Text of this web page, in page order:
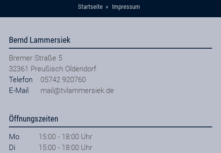
Startseite Impressum
Bernd Lammersiek
Bremer Straße 5
32361 Preußisch Oldendorf
Telefon
05742 920760
E-Mail
mail@tvlammersiek.de
Öffnungszeiten
Mo
15:00 - 18:00 Uhr
Di
15:00 - 18:00 Uhr